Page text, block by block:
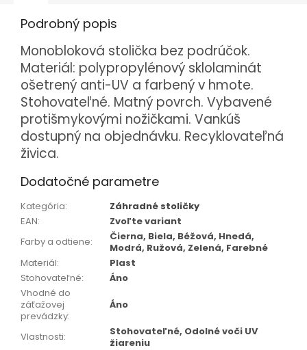
Podrobný popis
Monobloková stolička bez podrúčok.
Materiál: polypropylénový sklolaminát
ošetrený anti-UV a farbený v hmote.
Stohovateľné. Matný povrch. Vybavené
protišmykovými nožičkami. Vankúš
dostupný na objednávku. Recyklovateľná
živica.
Dodatočné parametre
Kategória:
Záhradné stoličky
EAN:
Zvoľte variant
Farby a odtiene:
Čierna, Biela, Béžová, Hnedá,
Modrá, Ružová, Zelená, Farebné
Materiál:
Plast
Stohovateľné:
Áno
Vhodné do
záťažovej
prevádzky:
Áno
Vlastnosti:
Stohovateľné, Odolné voči UV
žiareniu